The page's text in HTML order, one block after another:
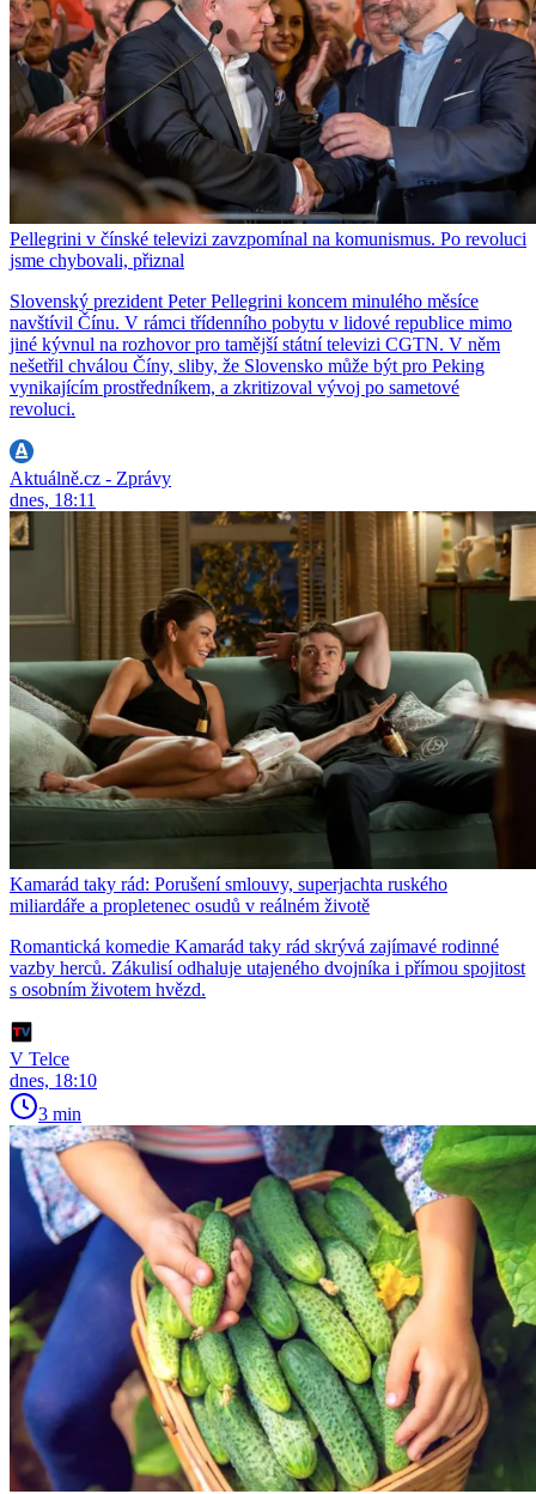
Pellegrini v čínské televizi zavzpomínal na komunismus. Po revoluci
jsme chybovali, přiznal
Slovenský prezident Peter Pellegrini koncem minulého měsíce
navštívil Čínu. V rámci třídenního pobytu v lidové republice mimo
jiné kývnul na rozhovor pro tamější státní televizi CGTN. V něm
nešetřil chválou Číny, sliby, že Slovensko může být pro Peking
vynikajícím prostředníkem, a zkritizoval vývoj po sametové
revoluci.
Aktuálně.cz - Zprávy
dnes, 18:11
Kamarád taky rád: Porušení smlouvy, superjachta ruského
miliardáře a propletenec osudů v reálném životě
Romantická komedie Kamarád taky rád skrývá zajímavé rodinné
vazby herců. Zákulisí odhaluje utajeného dvojníka i přímou spojitost
s osobním životem hvězd.
V Telce
dnes, 18:10
3 min